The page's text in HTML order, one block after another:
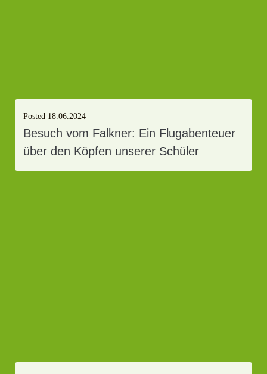
Posted 18.06.2024
Besuch vom Falkner: Ein Flugabenteuer
über den Köpfen unserer Schüler